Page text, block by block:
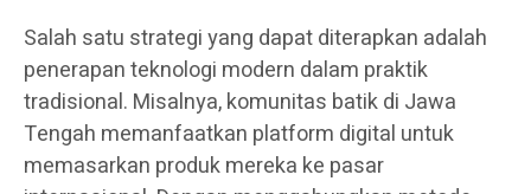
Salah satu strategi yang dapat diterapkan adalah
penerapan teknologi modern dalam praktik
tradisional. Misalnya, komunitas batik di Jawa
Tengah memanfaatkan platform digital untuk
memasarkan produk mereka ke pasar